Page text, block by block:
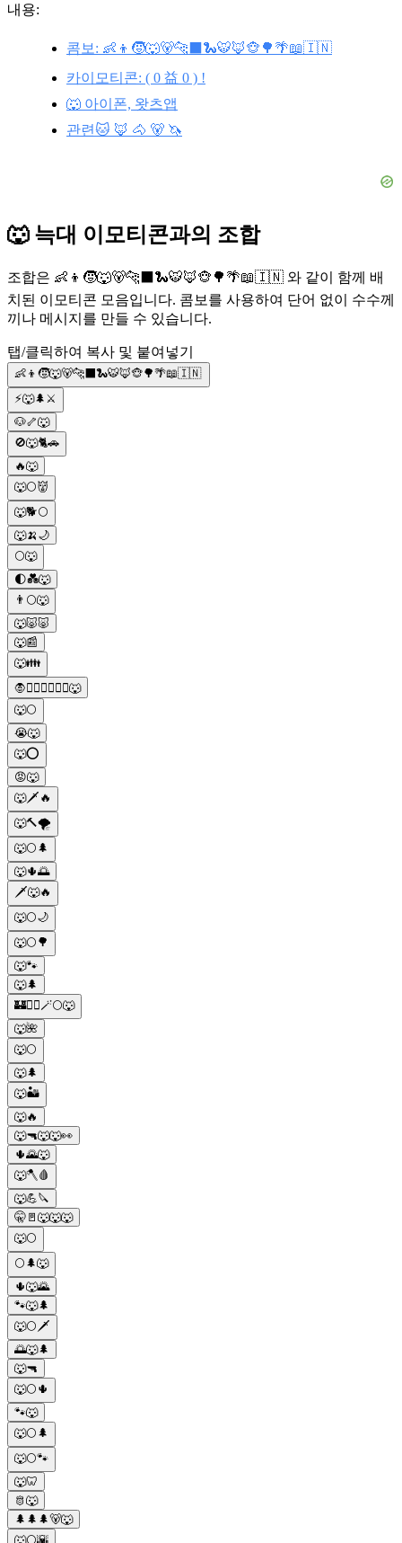
내용:
콤보: 👶👦🧒🐺🐻🐆⬛🐍🐯🦊🐵🌳🌴📖🇮🇳
카이모티콘: ( 0 益 0 ) !
🐺 아이폰, 왓츠앱
관련🐱 🦊 🐴 🐻 🦄
🐺 늑대 이모티콘과의 조합
조합은 👶👦🧒🐺🐻🐆⬛🐍🐯🦊🐵🌳🌴📖🇮🇳 와 같이 함께 배
치된 이모티콘 모음입니다. 콤보를 사용하여 단어 없이 수수께
끼나 메시지를 만들 수 있습니다.
탭/클릭하여 복사 및 붙여넣기
👶👦🧒🐺🐻🐆⬛🐍🐯🦊🐵🌳🌴📖🇮🇳
⚡🐺🌲⚔️
🐶🦴🐺
🚫🐺🐈🚗
🔥🐺
🐺🌕👹
🐺🐕🌕
🐺🍌🌙
🌕🐺
🌓💑🐺
👨🌕🐺
🐺🐷🐷
🐺📰
🐺👪
🧛👩🏻‍❤‍💋‍👨🏻🐺
🐺🌕
😭🐺
🐺⭕
😡🐺
🐺🗡️🔥
🐺🔨🌪️
🐺🌕🌲
🐺🌵🌅
🗡️🐺🔥
🐺🌕🌙
🐺🌕🌳
🐺🐾
🐺🌲
🏰🧙‍♂️🪄🌕🐺
🐺🌺
🐺🌕
🐺🌲
🐺🏜️
🐺🔥
🐺🔫🐺🐺👀
🌵🌄🐺
🐺🪓🩸
🐺💪🔪
🤫🚪🐺🐺🐺
🐺🌕
🌕🌲🐺
🌵🐺🌄
🐾🐺🌲
🐺🌕🗡️
🌅🐺🌲
🐺🔫
🐺🌕🌵
🐾🐺
🐺🌕🌲
🐺🌕🐾
🐺🦷
🫅🐺
🌲🌲🌲🐻🐺
🐺🌕🌇